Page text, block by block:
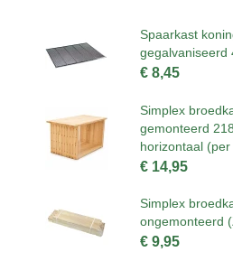
Spaarkast
gegalvaniseerd
€ 8,45
Simplex
gemonteerd
horizontaal (per
€ 14,95
Simplex
ongemonteerd
€ 9,95